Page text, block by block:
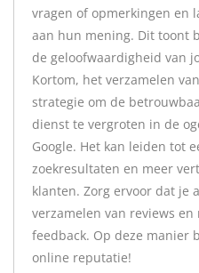
vragen of opmerkingen en
aan hun mening. Dit toont
de geloofwaardigheid van
Kortom, het verzamelen
strategie om de
dienst te vergroten in de
Google. Het kan leiden tot
zoekresultaten en meer
klanten. Zorg ervoor dat je
verzamelen van reviews
feedback. Op deze manier
online reputatie!